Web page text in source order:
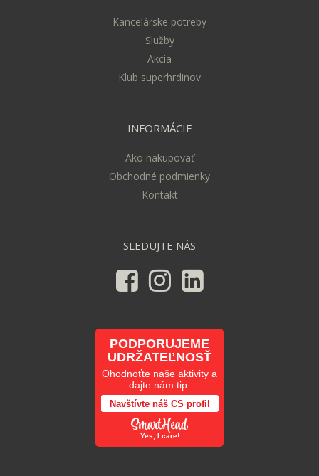
Kancelárske potreby
Služby
Akcia
Klub superhrdinov
INFORMÁCIE
Ako nakupovať
Obchodné podmienky
Kontakt
SLEDUJTE NÁS
PODPORUJEME
UDRŽATEĽNOSŤ
Ohodnoťte naše aktivity a
dajte nám tip.
Navštívte náš CS profil
Yes, I care!